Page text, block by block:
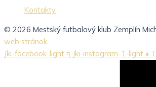
Kontakty
© 2026 Mestský futbalový klub Zemplín
web stránok
Jki-facebook-light
Jki-instagram-1-light